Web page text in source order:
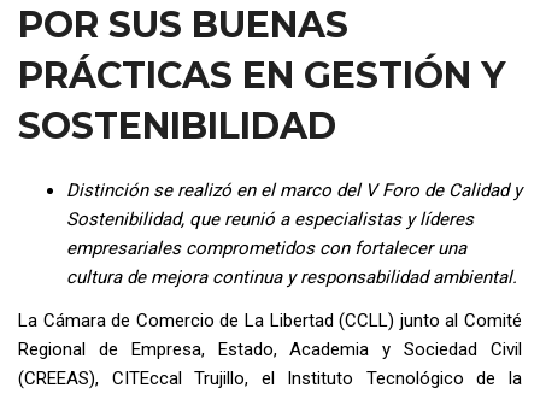
POR SUS BUENAS
PRÁCTICAS EN GESTIÓN Y
SOSTENIBILIDAD
Distinción se realizó en el marco del V Foro de Calidad y
Sostenibilidad, que reunió a especialistas y líderes
empresariales comprometidos con fortalecer una
cultura de mejora continua y responsabilidad ambiental.
La Cámara de Comercio de La Libertad (CCLL) junto al Comité
Regional de Empresa, Estado, Academia y Sociedad Civil
(CREEAS), CITEccal Trujillo, el Instituto Tecnológico de la